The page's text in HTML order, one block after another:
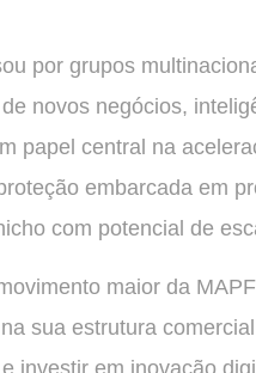
por grupos
novos negócios,
papel central na
embarcada em
com potencial de
maior da
sua estrutura
investir em inovação